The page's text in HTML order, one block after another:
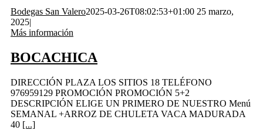
Bodegas San Valero2025-03-26T08:02:53+01:00 25 marzo,
2025|
Más información
BOCACHICA
DIRECCIÓN PLAZA LOS SITIOS 18 TELÉFONO
976959129 PROMOCIÓN PROMOCIÓN 5+2
DESCRIPCIÓN ELIGE UN PRIMERO DE NUESTRO Menú
SEMANAL +ARROZ DE CHULETA VACA MADURADA
40 [...]